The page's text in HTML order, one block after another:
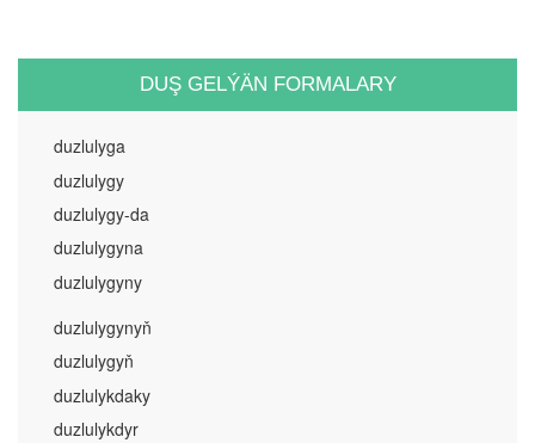
DUŞ GELÝÄN FORMALARY
duzlulyga
duzlulygy
duzlulygy-da
duzlulygyna
duzlulygyny
duzlulygynyň
duzlulygyň
duzlulykdaky
duzlulykdyr